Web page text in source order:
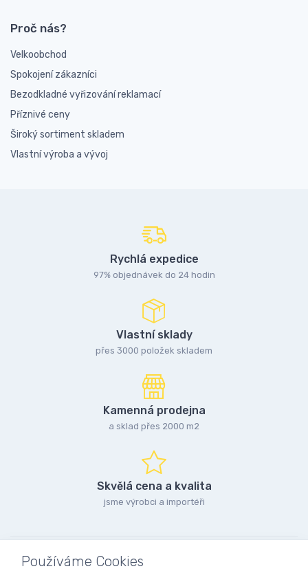
Proč nás?
Velkoobchod
Spokojení zákazníci
Bezodkladné vyřizování reklamací
Příznivé ceny
Široký sortiment skladem
Vlastní výroba a vývoj
Rychlá expedice
97% objednávek do 24 hodin
Vlastní sklady
přes 3000 položek skladem
Kamenná prodejna
a sklad přes 2000 m2
Skvělá cena a kvalita
jsme výrobci a importéři
Používáme Cookies